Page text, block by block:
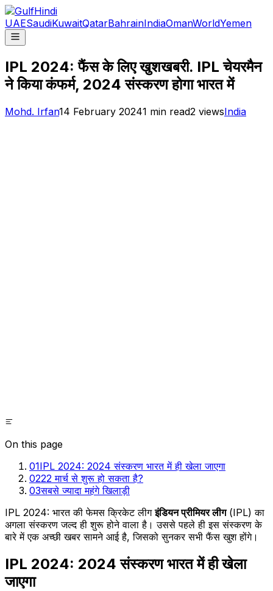
UAESaudiKuwaitQatarBahrainIndiaOmanWorldYemen
IPL 2024: फैंस के लिए खुशखबरी. IPL चेयरमैन
ने किया कंफर्म, 2024 संस्करण होगा भारत में
Mohd. Irfan14 February 20241 min read2 viewsIndia
On this page
01IPL 2024: 2024 संस्करण भारत में ही खेला जाएगा
0222 मार्च से शुरू हो सकता है?
03सबसे ज्यादा महंगे खिलाड़ी
IPL 2024: भारत की फेमस क्रिकेट लीगइंडियन प्रीमियर लीग(IPL) का
अगला संस्करण जल्द ही शुरू होने वाला है। उससे पहले ही इस संस्करण के
बारे में एक अच्छी खबर सामने आई है, जिसको सुनकर सभी फैंस खुश होंगे।
IPL 2024: 2024 संस्करण भारत में ही खेला
जाएगा